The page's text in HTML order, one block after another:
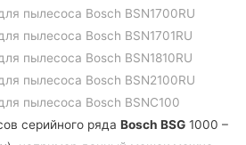
пылесоса Bosch BSN1700RU
пылесоса Bosch BSN1701RU
пылесоса Bosch BSN1810RU
пылесоса Bosch BSN2100RU
пылесоса Bosch BSNC100
серийного ряда Bosch BSG 1000 –